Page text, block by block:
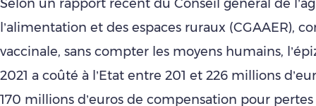
Selon un rapport récent du Conseil général de
l’alimentation et des espaces ruraux (CGAAER),
vaccinale, sans compter les moyens humains,
2021 a coûté à l’Etat entre 201 et 226 millions
170 millions d’euros de compensation pour